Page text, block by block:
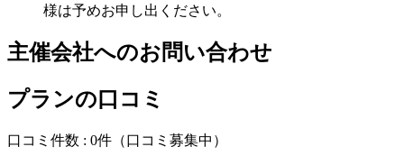
様は予めお申し出ください。
主催会社へのお問い合わせ
プランの口コミ
口コミ件数 : 0件 （口コミ募集中）